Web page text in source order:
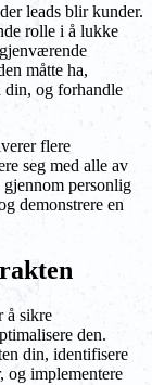
leads blir kunder.
rolle i å lukke
måtte ha,
din, og forhandle
flere
seg med alle av
gjennom personlig
demonstrere en
å sikre
den.
din, identifisere
og implementere